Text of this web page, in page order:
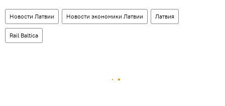
Новости Латвии Новости экономики Латвии Латвия
Rail Baltica